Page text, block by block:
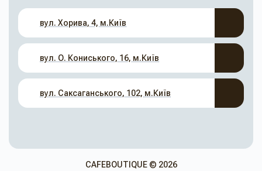
вул. Хорива, 4, м.Київ
вул. О. Кониського, 16, м.Київ
вул. Саксаганського, 102, м.Київ
CAFEBOUTIQUE © 2026